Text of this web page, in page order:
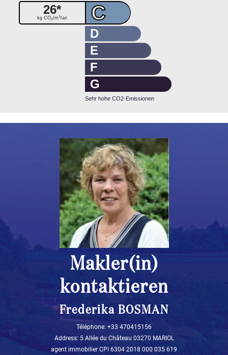
C
26*
kg CO2/m3/an
D
E
F
G
Sehr hohe CO2-Emissionen
Makler(in)
kontaktieren
Frederika BOSMAN
Téléphone: +33 470415156
Address: 5 Allée du Château 03270 MARIOL
agent immobilier CPI 6304 2018 000 035 619